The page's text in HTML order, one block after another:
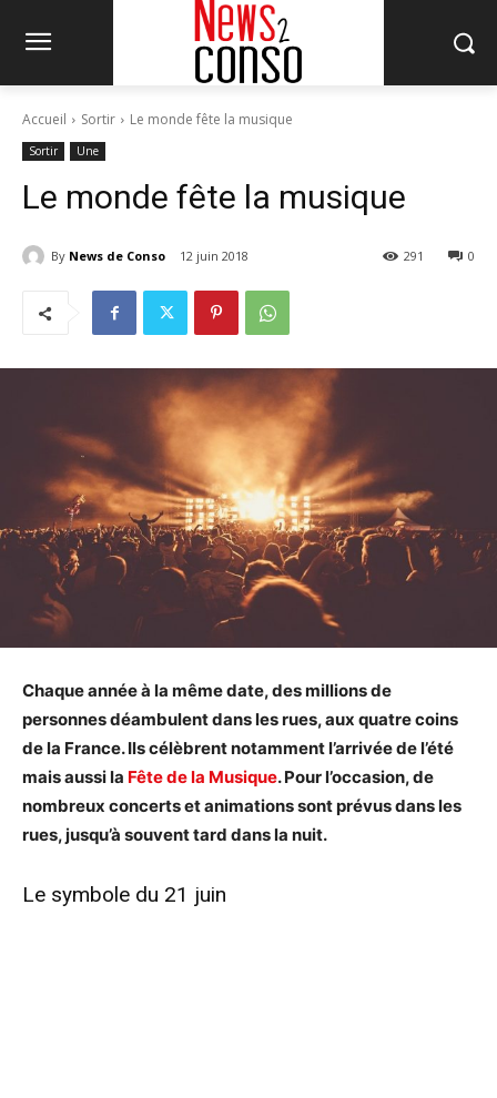
Accueil Sortir Le monde fête la musique
Sortir Une
Le monde fête la musique
By News de Conso 12 juin 2018 0
291
Chaque année à la même date, des millions de
personnes déambulent dans les rues, aux quatre coins
de la France. Ils célèbrent notamment l’arrivée de l’été
mais aussi la Fête de la Musique. Pour l’occasion, de
nombreux concerts et animations sont prévus dans les
rues, jusqu’à souvent tard dans la nuit.
Le symbole du 21 juin